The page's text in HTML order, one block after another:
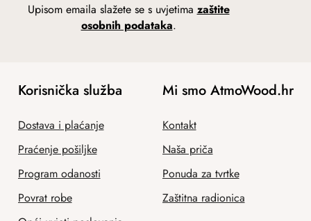
Upisom emaila slažete se s uvjetima zaštite
osobnih podataka.
Korisnička služba
Dostava i plaćanje
Praćenje pošiljke
Program odanosti
Povrat robe
Mi smo AtmoWood.hr
Kontakt
Naša priča
Ponuda za tvrtke
Zaštitna radionica